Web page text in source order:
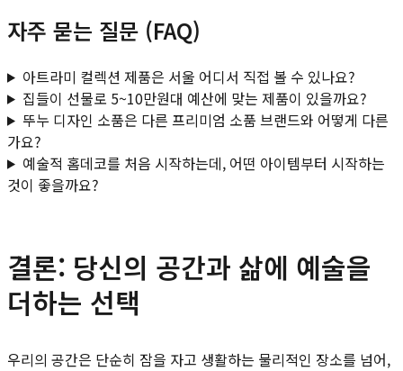
자주 묻는 질문 (FAQ)
아트라미 컬렉션 제품은 서울 어디서 직접 볼 수 있나요?
집들이 선물로 5~10만원대 예산에 맞는 제품이 있을까요?
뚜누 디자인 소품은 다른 프리미엄 소품 브랜드와 어떻게 다른
가요?
예술적 홈데코를 처음 시작하는데, 어떤 아이템부터 시작하는
것이 좋을까요?
결론: 당신의 공간과 삶에 예술을
더하는 선택
우리의 공간은 단순히 잠을 자고 생활하는 물리적인 장소를 넘어,